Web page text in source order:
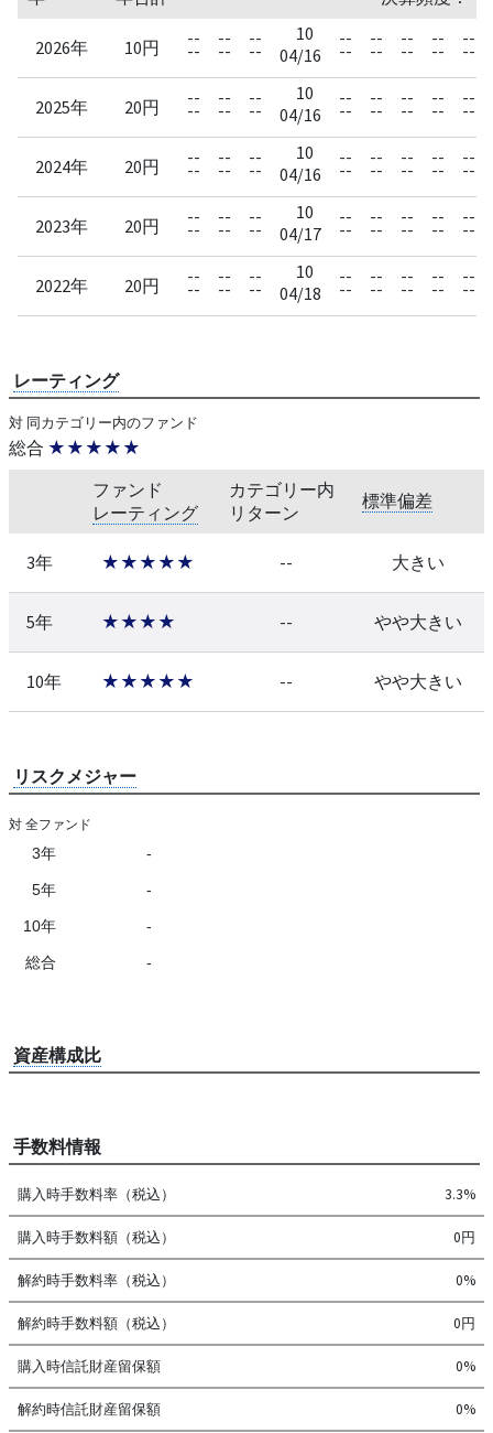
2026年 10円 --
--
--
--
--
--
10
04/16
--
--
--
--
--
--
--
--
--
--
2025年 20円 --
--
--
--
--
--
10
04/16
--
--
--
--
--
--
--
--
--
--
2024年 20円 --
--
--
--
--
--
10
04/16
--
--
--
--
--
--
--
--
--
--
2023年 20円 --
--
--
--
--
--
10
04/17
--
--
--
--
--
--
--
--
--
--
2022年 20円 --
--
--
--
--
--
10
04/18
--
--
--
--
--
--
--
--
--
--
レーティング
対 同カテゴリー内のファンド
総合 ★★★★★
ファンド
レーティング
カテゴリー内
リターン
標準偏差
3年 ★★★★★ -- 大きい
5年 ★★★★ -- やや大きい
10年 ★★★★★ -- やや大きい
リスクメジャー
対 全ファンド
3年 -
5年 -
10年 -
総合 -
資産構成比
手数料情報
購入時手数料率（税込） 3.3%
購入時手数料額（税込） 0円
解約時手数料率（税込） 0%
解約時手数料額（税込） 0円
購入時信託財産留保額 0%
解約時信託財産留保額 0%